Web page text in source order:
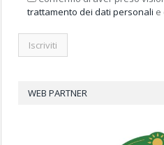
trattamento dei dati personali e
WEB PARTNER